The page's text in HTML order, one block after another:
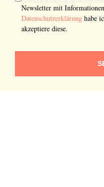
Newsletter mit
Datenschutzerklärung habe
akzeptiere diese.